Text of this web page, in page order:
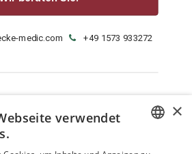
medic.com +49 1573 933272
×
verwendet